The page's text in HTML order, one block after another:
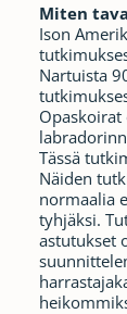
Miten
Ison
Nartuista
Tässä
Näiden
normaalia
tyhjäksi.
astutukset